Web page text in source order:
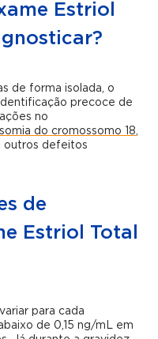
Estriol
de forma isolada, o
precoce de
no
do cromossomo 18,
outros defeitos
de
Estriol Total
para cada
de 0,15 ng/mL em